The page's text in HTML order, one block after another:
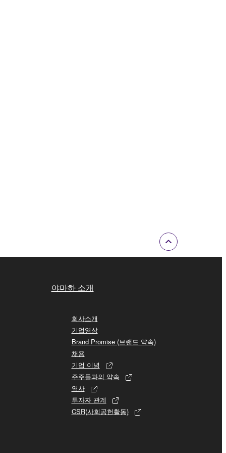
야마하 소개
회사소개
기업영상
Brand Promise (브랜드 약속)
채용
기업 이념
주주들과의 약속
역사
투자자 관계
CSR(사회공헌활동)